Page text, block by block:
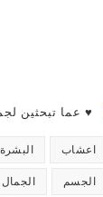
♥ عما تبحثين
اعشاب البشرة
الجسم الجمال